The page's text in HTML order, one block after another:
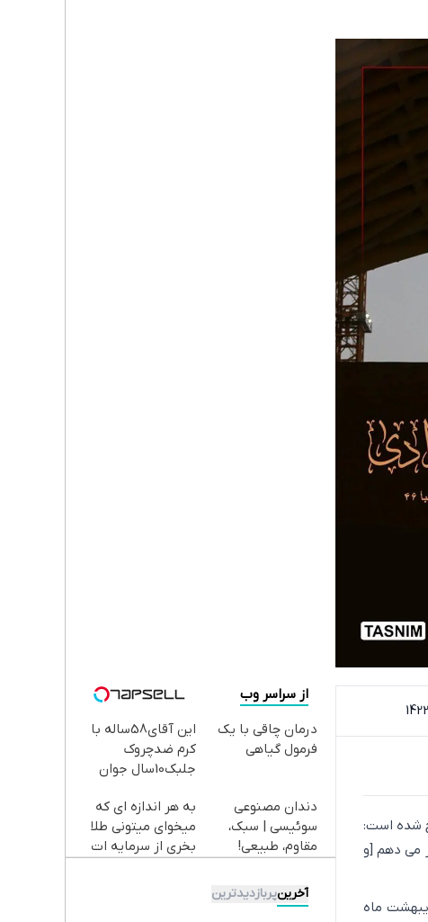
شهید انقلاب آیه ۴۶ سوره سباء درج شده است:
می دهم [و
ماه
از سراسر وب
درمان چاقی با یک
فرمول گیاهی
این آقای58ساله با
کرم ضدچروک
جلبک10سال جوان
تخفیف)
دندان مصنوعی
سوئیسی | سبک،
مقاوم، طبیعی!
رایگان+پرداخت
اقساطی😍
به هر اندازه ای که
میخوای میتونی طلا
بخری از سرمایه ات
آخرینپربازدیدترین